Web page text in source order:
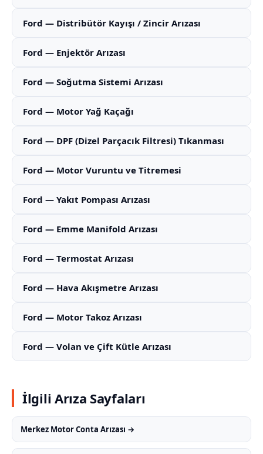
Ford — Distribütör Kayışı / Zincir Arızası
Ford — Enjektör Arızası
Ford — Soğutma Sistemi Arızası
Ford — Motor Yağ Kaçağı
Ford — DPF (Dizel Parçacık Filtresi) Tıkanması
Ford — Motor Vuruntu ve Titremesi
Ford — Yakıt Pompası Arızası
Ford — Emme Manifold Arızası
Ford — Termostat Arızası
Ford — Hava Akışmetre Arızası
Ford — Motor Takoz Arızası
Ford — Volan ve Çift Kütle Arızası
İlgili Arıza Sayfaları
Merkez Motor Conta Arızası →